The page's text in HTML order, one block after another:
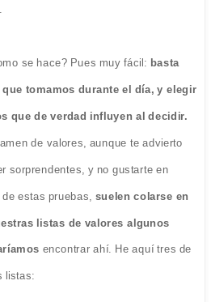
se hace? Pues muy fácil: basta
tomamos durante el día, y elegir
que de verdad influyen al decidir.
de valores, aunque te advierto
sorprendentes, y no gustarte en
estas pruebas, suelen colarse en
listas de valores algunos
encontrar ahí. He aquí tres de
listas: